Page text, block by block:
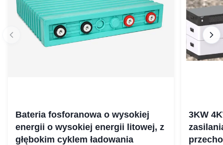
Bateria fosforanowa o wysokiej
energii o wysokiej energii litowej, z
głębokim cyklem ładowania
3KW